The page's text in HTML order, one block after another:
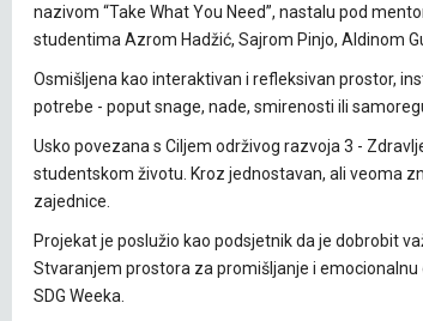
nazivom “Take What You Need”, nastalu pod
studentima Azrom Hadžić, Sajrom Pinjo, Aldinom
Osmišljena kao interaktivan i refleksivan prostor,
potrebe - poput snage, nade, smirenosti ili
Usko povezana s Ciljem održivog razvoja 3 -
studentskom životu. Kroz jednostavan, ali veoma
zajednice.
Projekat je poslužio kao podsjetnik da je dobrobit
Stvaranjem prostora za promišljanje i
SDG Weeka.